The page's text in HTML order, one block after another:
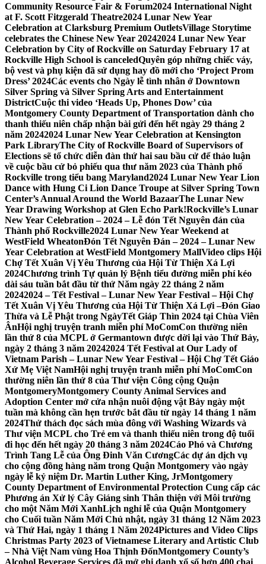
Community Resource Fair & Forum2024 International Night
at F. Scott Fitzgerald Theatre2024 Lunar New Year
Celebration at Clarksburg Premium OutletsVillage Storytime
celebrates the Chinese New Year 20242024 Lunar New Year
Celebration by City of Rockville on Saturday February 17 at
Rockville High School is canceledQuyên góp những chiếc váy,
bộ vest và phụ kiện đã sử dụng hay đồ mới cho ‘Project Prom
Dress’ 2024Các events cho Ngày lễ tình nhân ở Downtown
Silver Spring và Silver Spring Arts and Entertainment
DistrictCuộc thi video ‘Heads Up, Phones Dow’ của
Montgomery County Department of Transportation dành cho
thanh thiếu niên chấp nhận bài gửi đến hết ngày 29 tháng 2
năm 20242024 Lunar New Year Celebration at Kensington
Park LibraryThe City of Rockville Board of Supervisors of
Elections sẽ tổ chức diễn đàn thứ hai sau bầu cử để thảo luận
về cuộc bầu cử bỏ phiếu qua thư năm 2023 của Thành phố
Rockville trong tiểu bang Maryland2024 Lunar New Year Lion
Dance with Hung Ci Lion Dance Troupe at Silver Spring Town
Center’s Annual Around the World BazaarThe Lunar New
Year Drawing Workshop at Glen Echo Park!Rockville’s Lunar
New Year Celebration – 2024 – Lễ đón Tết Nguyên đán của
Thành phố Rockville2024 Lunar New Year Weekend at
WestField WheatonĐón Tết Nguyên Đán – 2024 – Lunar New
Year Celebration at WestField Montgomery MallVideo clips Hội
Chợ Tết Xuân Vị Yêu Thương của Hội Từ Thiện Xá Lợi
2024Chương trình Tự quản lý Bệnh tiểu đường miễn phí kéo
dài sáu tuần bắt đầu từ thứ Năm ngày 22 tháng 2 năm
20242024 – Tết Festival – Lunar New Year Festival – Hội Chợ
Tết Xuân Vị Yêu Thương của Hội Từ Thiện Xá Lợi –Đón Giao
Thừa và Lễ Phật trong NgàyTết Giáp Thìn 2024 tại Chùa Viên
ÂnHội nghị truyện tranh miễn phí MoComCon thường niên
lần thứ 8 của MCPL ở Germantown được dời lại vào Thứ Bảy,
ngày 2 tháng 3 năm 20242024 Tết Festival at Our Lady of
Vietnam Parish – Lunar New Year Festival – Hội Chợ Tết Giáo
Xứ Mẹ Việt NamHội nghị truyện tranh miễn phí MoComCon
thường niên lần thứ 8 của Thư viện Công cộng Quận
MontgomeryMontgomery County Animal Services and
Adoption Center mở cửa nhận nuôi động vật Bảy ngày một
tuần mà không cần hẹn trước bắt đầu từ ngày 14 tháng 1 năm
2024Thử thách đọc sách mùa đông với Washing Wizards và
Thư viện MCPL cho Trẻ em và thanh thiếu niên trong độ tuổi
đi học đến hết ngày 20 tháng 3 năm 2024Cáo Phó và Chương
Trình Tang Lễ của Ông Đinh Văn CươngCác dự án dịch vụ
cho cộng đồng hàng năm trong Quận Montgomery vào ngày
ngày lễ kỷ niệm Dr. Martin Luther King, JrMontgomery
County Department of Environmental Protection Cung cấp các
Phương án Xử lý Cây Giáng sinh Thân thiện với Môi trường
cho một Năm Mới XanhLịch nghỉ lễ của Quận Montgomery
cho Cuối tuần Năm Mới Chủ nhật, ngày 31 tháng 12 Năm 2023
và Thứ Hai, ngày 1 tháng 1 Năm 2024Pictures and Video Clips
Christmas Party 2023 of Vietnamese Literary and Artistic Club
– Nhà Việt Nam vùng Hoa Thịnh ĐốnMontgomery County’s
Alcohol Beverage Services đã mở ghi danh xổ số hơn 400 chai